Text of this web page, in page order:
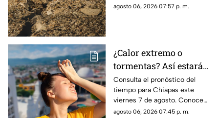
contamos todos los detalles
agosto 06, 2026 07:57 p. m.
¿Calor extremo o
tormentas? Así estará
el clima este viernes 7
de agosto en Chiapas
Consulta el pronóstico del
tiempo para Chiapas este
viernes 7 de agosto. Conoce
las regiones con probabilidad
agosto 06, 2026 07:45 p. m.